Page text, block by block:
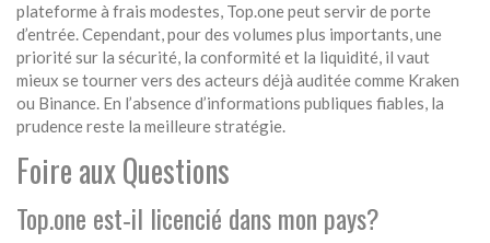
plateforme à frais modestes, Top.one peut servir de porte
d’entrée. Cependant, pour des volumes plus importants, une
priorité sur la sécurité, la conformité et la liquidité, il vaut
mieux se tourner vers des acteurs déjà auditée comme Kraken
ou Binance. En l’absence d’informations publiques fiables, la
prudence reste la meilleure stratégie.
Foire aux Questions
Top.one est‑il licencié dans mon pays?